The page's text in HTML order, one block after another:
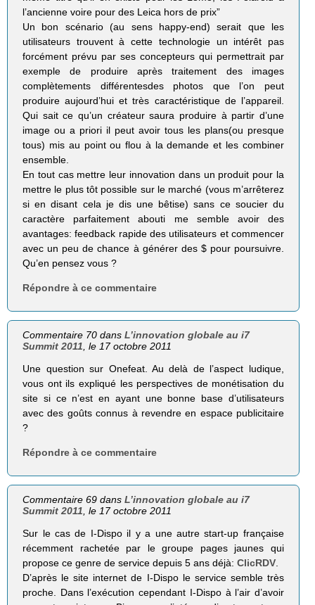
l’ancienne voire pour des Leica hors de prix”
Un bon scénario (au sens happy-end) serait que les
utilisateurs trouvent à cette technologie un intérêt pas
forcément prévu par ses concepteurs qui permettrait par
exemple de produire après traitement des images
complètements différentesdes photos que l’on peut
produire aujourd’hui et très caractéristique de l’appareil.
Qui sait ce qu’un créateur saura produire à partir d’une
image ou a priori il peut avoir tous les plans(ou presque
tous) mis au point ou flou à la demande et les combiner
ensemble.
En tout cas mettre leur innovation dans un produit pour la
mettre le plus tôt possible sur le marché (vous m’arrêterez
si en disant cela je dis une bêtise) sans ce soucier du
caractère parfaitement abouti me semble avoir des
avantages: feedback rapide des utilisateurs et commencer
avec un peu de chance à générer des $ pour poursuivre.
Qu’en pensez vous ?
Répondre à ce commentaire
Commentaire 70 dansL’innovation globale au i7
Summit 2011 , le 17 octobre 2011
Une question sur Onefeat. Au delà de l’aspect ludique,
vous ont ils expliqué les perspectives de monétisation du
site si ce n’est en ayant une bonne base d’utilisateurs
avec des goûts connus à revendre en espace publicitaire
?
Répondre à ce commentaire
Commentaire 69 dansL’innovation globale au i7
Summit 2011, le 17 octobre 2011
Sur le cas de I-Dispo il y a une autre start-up française
récemment rachetée par le groupe pages jaunes qui
propose ce genre de service depuis 5 ans déjà:ClicRDV.
D’après le site internet de I-Dispo le service semble très
proche. Dans l’exécution cependant I-Dispo à l’air d’avoir